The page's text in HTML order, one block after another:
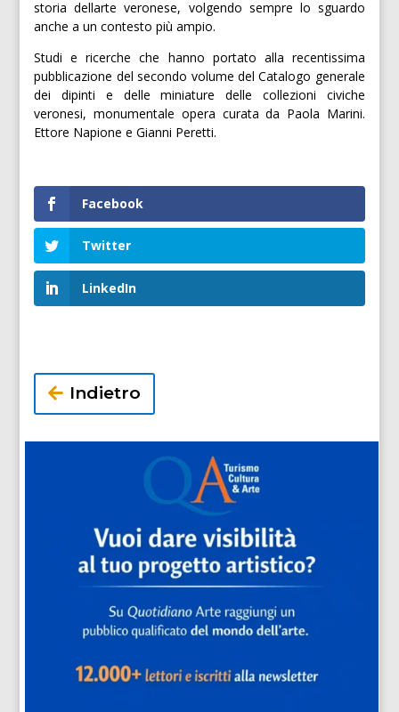
storia dellarte veronese, volgendo sempre lo sguardo
anche a un contesto più ampio.
Studi e ricerche che hanno portato alla recentissima
pubblicazione del secondo volume del Catalogo generale
dei dipinti e delle miniature delle collezioni civiche
veronesi, monumentale opera curata da Paola Marini.
Ettore Napione e Gianni Peretti.
Facebook
Twitter
LinkedIn
Indietro